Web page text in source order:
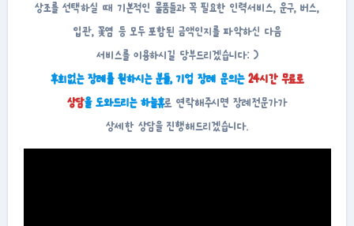
상조를 선택하실 때 기본적인 물품들과 꼭 필요한 인력서비스, 운구, 버스,
입관, 꽃염 등 모두 포함된 금액인지를 파악하신 다음
서비스를 이용하시길 당부드리겠습니다: )
후회없는 장례를 원하시는 분들, 기업 장례 문의는 24시간 무료로
상담을 도와드리는 하늘휴로 연락해주시면 장례전문가가
상세한 상담을 진행해드리겠습니다.